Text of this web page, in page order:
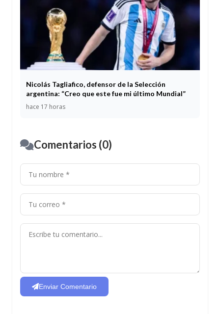
Nicolás Tagliafico, defensor de la Selección
argentina: “Creo que este fue mi último Mundial”
hace 17 horas
Comentarios (0)
Enviar Comentario